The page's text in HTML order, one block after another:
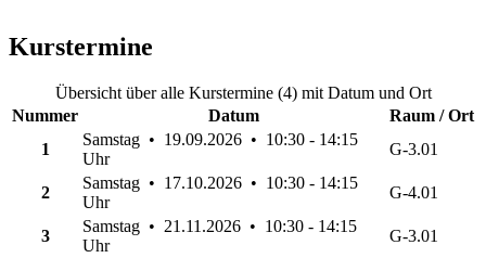
Kurstermine
Übersicht über alle Kurstermine (4) mit Datum und Ort
Nummer
Datum
Raum / Ort
1
Samstag • 19.09.2026 • 10:30 - 14:15
Uhr
G-3.01
2
Samstag • 17.10.2026 • 10:30 - 14:15
Uhr
G-4.01
3
Samstag • 21.11.2026 • 10:30 - 14:15
Uhr
G-3.01